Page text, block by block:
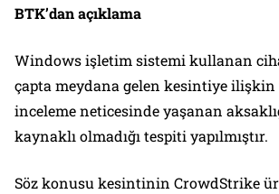
BTK’dan açıklama
Windows işletim sistemi kullanan
çapta meydana gelen kesintiye ilişkin
inceleme neticesinde yaşanan
kaynaklı olmadığı tespiti yapılmıştır.
Söz konusu kesintinin CrowdStrike